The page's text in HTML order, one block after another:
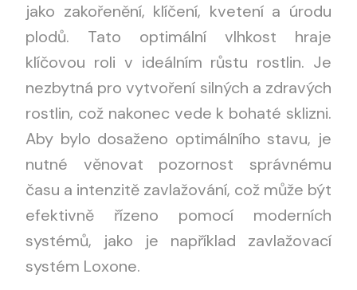
jako zakořenění, klíčení, kvetení a úrodu
plodů. Tato optimální vlhkost hraje
klíčovou roli v ideálním růstu rostlin. Je
nezbytná pro vytvoření silných a zdravých
rostlin, což nakonec vede k bohaté sklizni.
Aby bylo dosaženo optimálního stavu, je
nutné věnovat pozornost správnému
času a intenzitě zavlažování, což může být
efektivně řízeno pomocí moderních
systémů, jako je například zavlažovací
systém Loxone.